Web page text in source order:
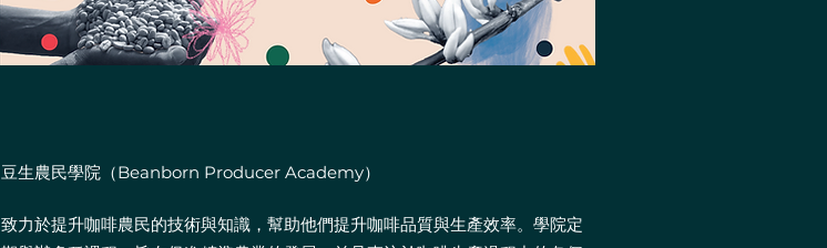
豆生農民學院（Beanborn Producer Academy）
致力於提升咖啡農民的技術與知識，幫助他們提升咖啡品質與生產效率。學院定